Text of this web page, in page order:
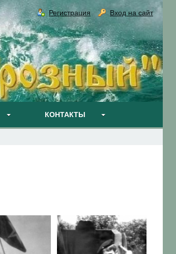
Регистрация Вход на сайт
КОНТАКТЫ